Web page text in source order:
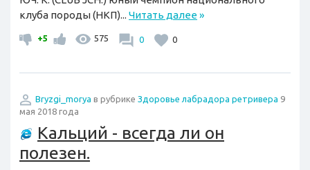
клуба породы (НКП)... Читать далее»
+5 575 0 0
Bryzgi_morya в рубрике Здоровье лабрадора ретривера 9
мая 2018 года
Кальций - всегда ли он
полезен.